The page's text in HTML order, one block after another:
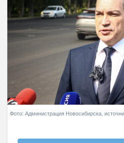
Фото: Администрация Новосибирска,